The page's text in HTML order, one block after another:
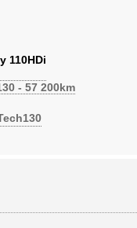
110HDi
- 57 200km